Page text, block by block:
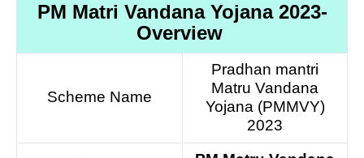
PM Matri Vandana Yojana 2023-
Overview
Scheme Name
Pradhan mantri
Matru Vandana
Yojana (PMMVY)
2023